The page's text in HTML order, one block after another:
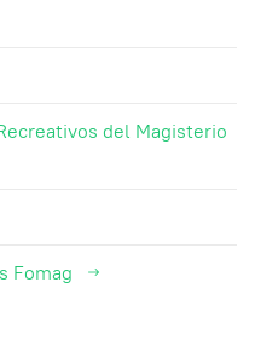
del Magisterio
Fomag